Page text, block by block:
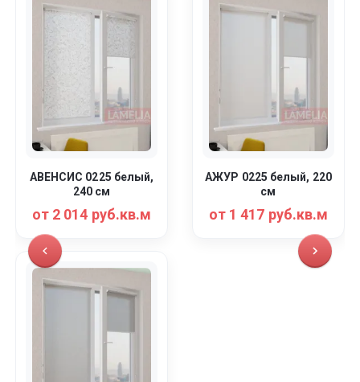
АВЕНСИС 0225 белый,
240 см
от 2 014 руб.кв.м
АЖУР 0225 белый, 220
см
от 1 417 руб.кв.м